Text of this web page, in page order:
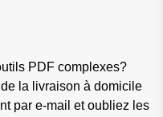
PDF complexes?
la livraison à domicile
par e-mail et oubliez les